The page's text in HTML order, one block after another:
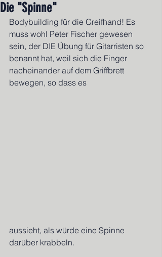
Die "Spinne"
Bodybuilding für die Greifhand! Es
muss wohl Peter Fischer gewesen
sein, der DIE Übung für Gitarristen so
benannt hat, weil sich die Finger
nacheinander auf dem Griffbrett
bewegen, so dass es
aussieht, als würde eine Spinne
darüber krabbeln.